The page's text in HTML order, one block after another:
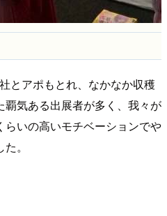
とアポもとれ、なかなか収穫
気ある出展者が多く、我々が
いの高いモチベーションでや
。